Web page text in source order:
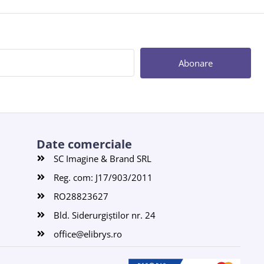
Abonare
Date comerciale
SC Imagine & Brand SRL
Reg. com: J17/903/2011
RO28823627
Bld. Siderurgiștilor nr. 24
office@elibrys.ro